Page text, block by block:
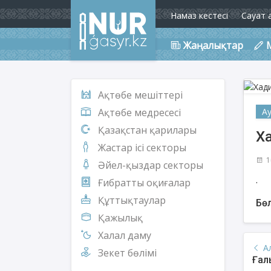
Намаз кестесі Сауат
Жаңалықтар
Ақтөбе мешіттері
Ақтөбе медресесі
Қазақстан қарилары
Жастар ісі секторы
Әйел-қыздар секторы
Ғибратты оқиғалар
Құттықтаулар
Қажылық
Халал даму
Зекет бөлімі
.